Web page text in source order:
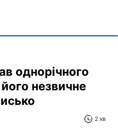
однорічного
незвичне
2 хв